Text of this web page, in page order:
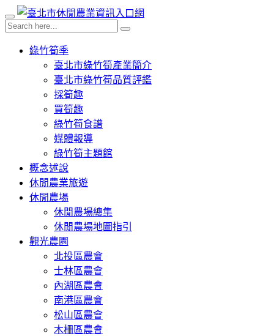
綠竹筍季
臺北市綠竹筍產業簡介
臺北市綠竹筍品質評鑑
採筍趣
買筍趣
綠竹筍食譜
媒體報導
綠竹筍主題館
概念述說
休閒農業旅遊
休閒農場
休閒農場總集
休閒農場地圖指引
觀光農園
北投區農會
士林區農會
內湖區農會
南港區農會
松山區農會
木柵區農會